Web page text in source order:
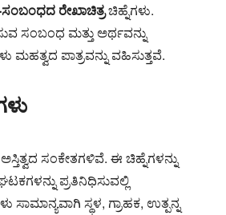
ಸಂಬಂಧದ ರೇಖಾಚಿತ್ರಚಿಹ್ನೆಗಳು.
ಸಂಬಂಧ ಮತ್ತು ಅರ್ಥವನ್ನು
ಮಹತ್ವದ ಪಾತ್ರವನ್ನು ವಹಿಸುತ್ತವೆ.
ಸಂಕೇತಗಳಿವೆ. ಈ ಚಿಹ್ನೆಗಳನ್ನು
ಪ್ರತಿನಿಧಿಸುವಲ್ಲಿ
ಸಾಮಾನ್ಯವಾಗಿ ಸ್ಥಳ, ಗ್ರಾಹಕ, ಉತ್ಪನ್ನ